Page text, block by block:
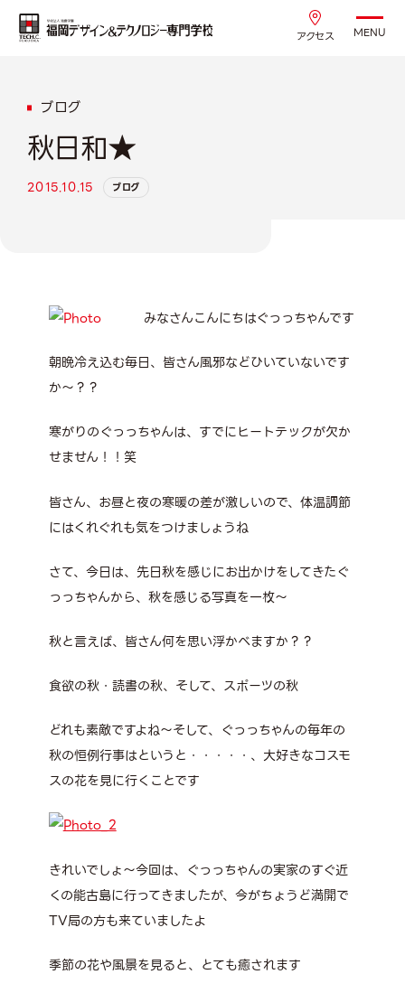
アクセス MENU
ブログ
秋日和★
2015.10.15 ブログ
みなさんこんにちはぐっっちゃんです
朝晩冷え込む毎日、皆さん風邪などひいていないです
か～？？
寒がりのぐっっちゃんは、すでにヒートテックが欠か
せません！！笑
皆さん、お昼と夜の寒暖の差が激しいので、体温調節
にはくれぐれも気をつけましょうね
さて、今日は、先日秋を感じにお出かけをしてきたぐ
っっちゃんから、秋を感じる写真を一枚～
秋と言えば、皆さん何を思い浮かべますか？？
食欲の秋・読書の秋、そして、スポーツの秋
どれも素敵ですよね～そして、ぐっっちゃんの毎年の
秋の恒例行事はというと・・・・・、大好きなコスモ
スの花を見に行くことです
きれいでしょ～今回は、ぐっっちゃんの実家のすぐ近
くの能古島に行ってきましたが、今がちょうど満開で
TV局の方も来ていましたよ
季節の花や風景を見ると、とても癒されます